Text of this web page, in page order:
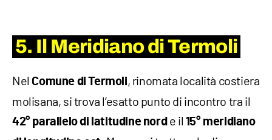
5. Il Meridiano di Termoli
Nel Comune di Termoli, rinomata località costiera
molisana, si trova l’esatto punto di incontro tra il
42° parallelo di latitudine norde il 15° meridiano